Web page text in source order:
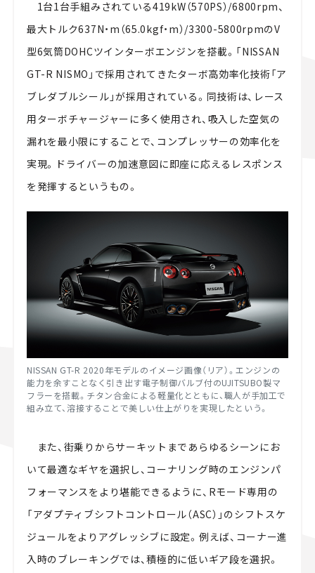
1台1台手組みされている419kW（570PS）/6800rpm、
最大トルク637N・m（65.0kgf・m）/3300-5800rpmのV
型6気筒DOHCツインターボエンジンを搭載。「NISSAN
GT-R NISMO」で採用されてきたターボ高効率化技術「ア
ブレダブルシール」が採用されている。同技術は、レース
用ターボチャージャーに多く使用され、吸入した空気の
漏れを最小限にすることで、コンプレッサーの効率化を
実現。ドライバーの加速意図に即座に応えるレスポンス
を発揮するというもの。
NISSAN GT-R 2020年モデルのイメージ画像（リア）。エンジンの
能力を余すことなく引き出す電子制御バルブ付のUJITSUBO製マ
フラーを搭載。チタン合金による軽量化とともに、職人が手加工で
組み立て、溶接することで美しい仕上がりを実現したという。
また、街乗りからサーキットまであらゆるシーンにお
いて最適なギヤを選択し、コーナリング時のエンジンパ
フォーマンスをより堪能できるように、Rモード専用の
「アダプティブシフトコントロール（ASC）」のシフトスケ
ジュールをよりアグレッシブに設定。例えば、コーナー進
入時のブレーキングでは、積極的に低いギア段を選択。